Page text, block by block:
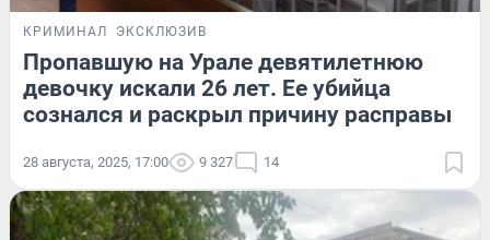
КРИМИНАЛ ЭКСКЛЮЗИВ
Пропавшую на Урале девятилетнюю
девочку искали 26 лет. Ее убийца
сознался и раскрыл причину расправы
28 августа, 2025, 17:00 9 327 14